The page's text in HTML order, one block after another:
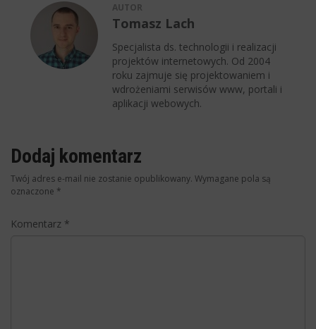
AUTOR
Tomasz Lach
Specjalista ds. technologii i realizacji
projektów internetowych. Od 2004
roku zajmuje się projektowaniem i
wdrożeniami serwisów www, portali i
aplikacji webowych.
Dodaj komentarz
Twój adres e-mail nie zostanie opublikowany. Wymagane pola są
oznaczone *
Komentarz *